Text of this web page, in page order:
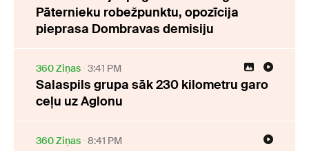
Pāternieku robežpunktu, opozīcija
pieprasa Dombravas demisiju
360 Ziņas 3:41 PM
Salaspils grupa sāk 230 kilometru garo
ceļu uz Aglonu
360 Ziņas 8:41 PM